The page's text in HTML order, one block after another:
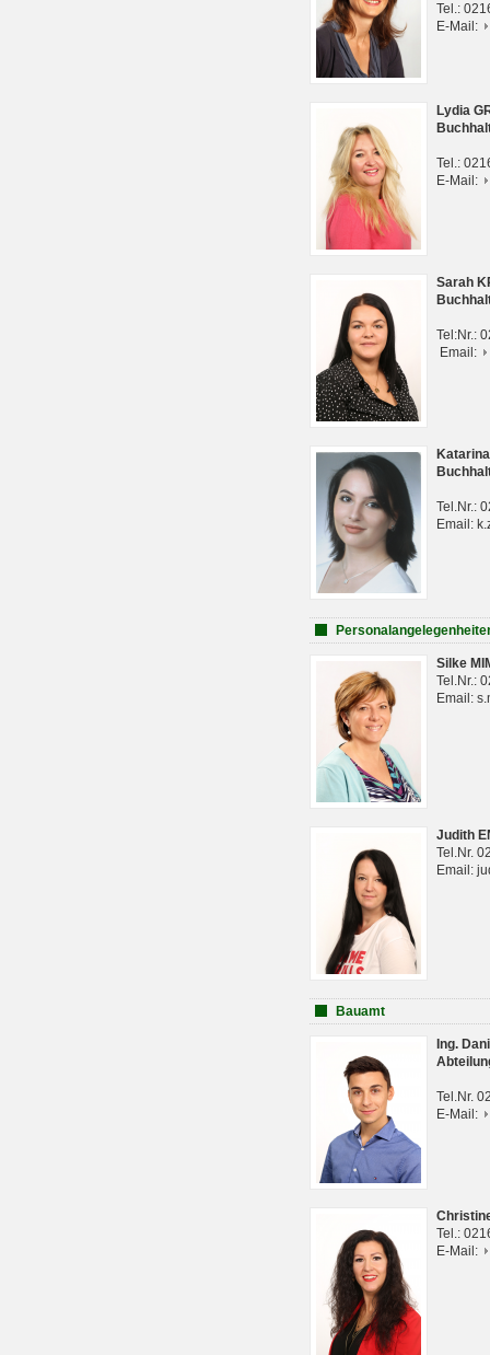
Tel.:
E-Mail:
Lydia
Tel.:
E-Mail:
Sarah
Tel:Nr.:
Email:
Tel.Nr.:
Email:
Silke
Tel.Nr.:
Email:
Judith
Tel.Nr.
Email:
Bauamt
Ing.
Tel.Nr.
E-Mail:
Tel.:
E-Mail: